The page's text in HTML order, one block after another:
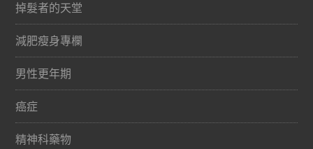
掉髮者的天堂
減肥瘦身專欄
男性更年期
癌症
精神科藥物